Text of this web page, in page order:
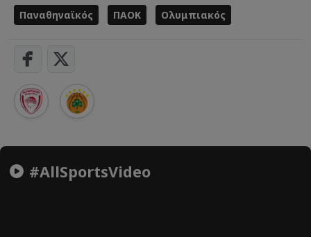
Παναθηναϊκός
ΠΑΟΚ Ολυμπιακός
#AllSportsVideo